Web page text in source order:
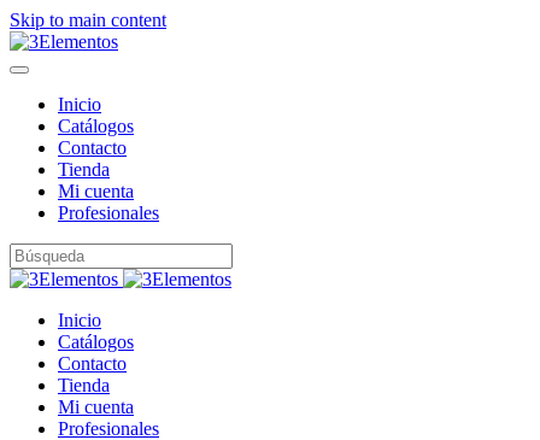
Skip to main content
Inicio
Catálogos
Contacto
Tienda
Mi cuenta
Profesionales
Inicio
Catálogos
Contacto
Tienda
Mi cuenta
Profesionales